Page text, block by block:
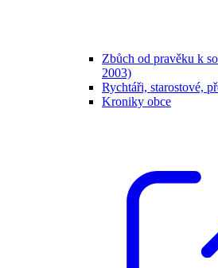
Zbůch od pravěku k
2003)
Rychtáři, starostové,
Kroniky obce